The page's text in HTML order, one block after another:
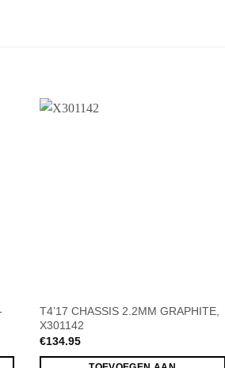
T4’17 CHASSIS 2.2MM GRAPHITE,
X301142
€134.95